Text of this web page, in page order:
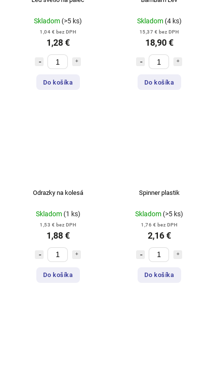
Skladom (>5 ks)
1,04 € bez DPH
1,28 €
Do košíka
Skladom (4 ks)
15,37 € bez DPH
18,90 €
Do košíka
Odrazky na kolesá
Skladom (1 ks)
1,53 € bez DPH
1,88 €
Do košíka
Spinner plastik
Skladom (>5 ks)
1,76 € bez DPH
2,16 €
Do košíka